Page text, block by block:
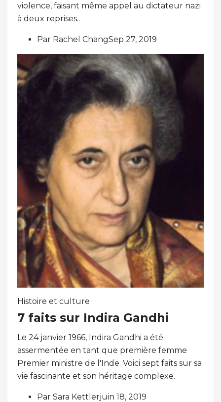
violence, faisant même appel au dictateur nazi
à deux reprises..
Par Rachel ChangSep 27, 2019
Histoire et culture
7 faits sur Indira Gandhi
Le 24 janvier 1966, Indira Gandhi a été
assermentée en tant que première femme
Premier ministre de l'Inde. Voici sept faits sur sa
vie fascinante et son héritage complexe.
Par Sara Kettlerjuin 18, 2019